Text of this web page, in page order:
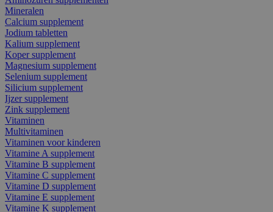
Mineralen
Calcium supplement
Jodium tabletten
Kalium supplement
Koper supplement
Magnesium supplement
Selenium supplement
Silicium supplement
Ijzer supplement
Zink supplement
Vitaminen
Multivitaminen
Vitaminen voor kinderen
Vitamine A supplement
Vitamine B supplement
Vitamine C supplement
Vitamine D supplement
Vitamine E supplement
Vitamine K supplement